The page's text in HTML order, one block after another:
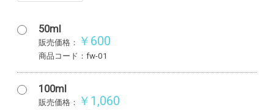
50ml
販売価格： ￥600
商品コード：fw-01
100ml
販売価格： ￥1,060